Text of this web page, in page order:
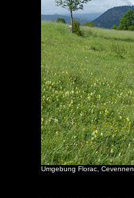
Umgebung Florac, Cevennen